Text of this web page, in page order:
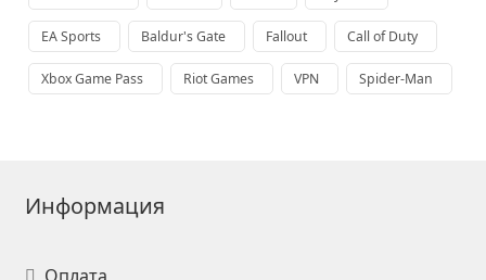
EA Sports Baldur's Gate Fallout Call of Duty
Xbox Game Pass Riot Games VPN Spider-Man
Информация